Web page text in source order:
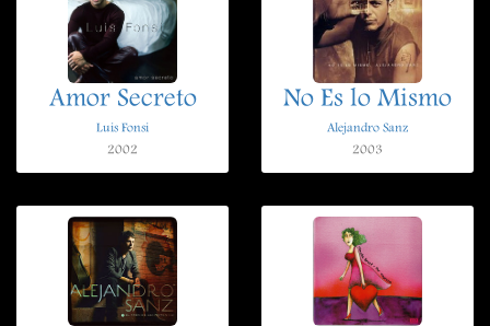
Amor Secreto
Luis Fonsi
2002
No Es lo Mismo
Alejandro Sanz
2003